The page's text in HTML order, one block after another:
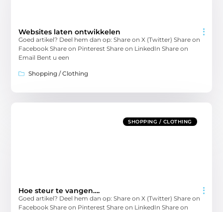
Websites laten ontwikkelen
Goed artikel? Deel hem dan op: Share on X (Twitter) Share on
Facebook Share on Pinterest Share on LinkedIn Share on
Email Bent u een
Shopping / Clothing
SHOPPING / CLOTHING
Hoe steur te vangen….
Goed artikel? Deel hem dan op: Share on X (Twitter) Share on
Facebook Share on Pinterest Share on LinkedIn Share on